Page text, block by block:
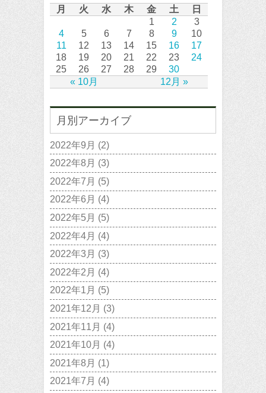
月 火 水 木 金 土 日
« 10月 12月 »
1 2
3
4
5 6 7 8 9
10
11
12 13 14 15 16
17
18
19 20 21 22 23
24
25
26 27 28 29 30
月別アーカイブ
2022年9月 (2)
2022年8月 (3)
2022年7月 (5)
2022年6月 (4)
2022年5月 (5)
2022年4月 (4)
2022年3月 (3)
2022年2月 (4)
2022年1月 (5)
2021年12月 (3)
2021年11月 (4)
2021年10月 (4)
2021年8月 (1)
2021年7月 (4)